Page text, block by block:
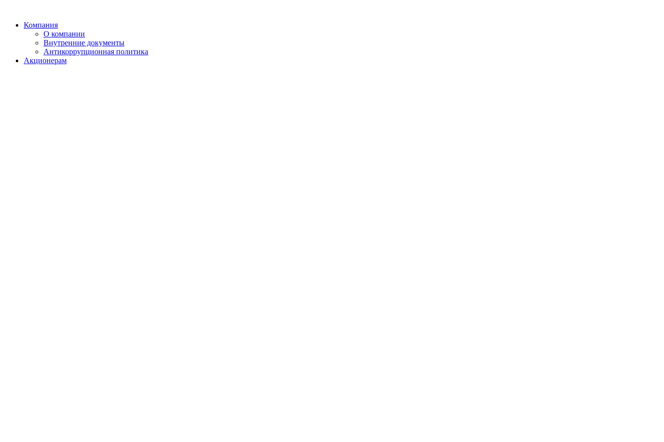
Компания
О компании
Внутренние документы
Антикоррупционная политика
Акционерам